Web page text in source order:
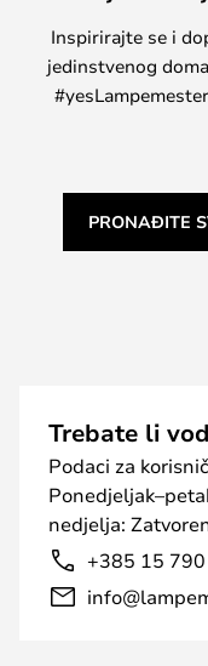
Inspirirajte se i
jedinstvenog
PRONAĐITE
Trebate li
Podaci za
nedjelja:
+385 15